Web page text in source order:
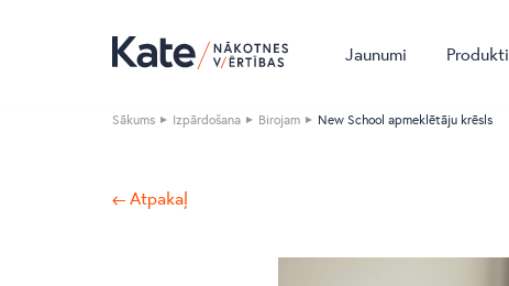
Jaunumi Produkti
Sākums Izpārdošana Birojam New School apmeklētāju krēsls
← Atpakaļ